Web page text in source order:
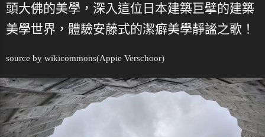
頭大佛的美學，深入這位日本建築巨擘的建築
美學世界，體驗安藤式的潔癖美學靜謐之歌！
source by wikicommons(Appie Verschoor)